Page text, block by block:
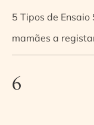
5 Tipos de Ensaio
mamães a
6